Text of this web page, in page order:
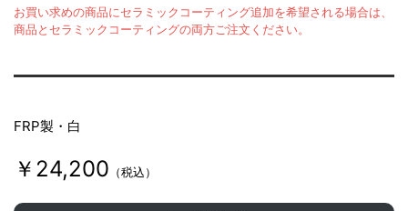
お買い求めの商品にセラミックコーティング追加を希望される場合は、
商品とセラミックコーティングの両方ご注文ください。
FRP製・白
￥24,200 （税込）